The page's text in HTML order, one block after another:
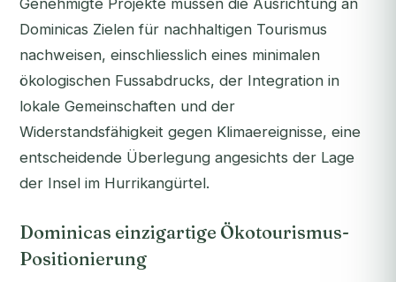
Genehmigte Projekte müssen die Ausrichtung an
Dominicas Zielen für nachhaltigen Tourismus
nachweisen, einschliesslich eines minimalen
ökologischen Fussabdrucks, der Integration in
lokale Gemeinschaften und der
Widerstandsfähigkeit gegen Klimaereignisse, eine
entscheidende Überlegung angesichts der Lage
der Insel im Hurrikangürtel.
Dominicas einzigartige Ökotourismus-
Positionierung